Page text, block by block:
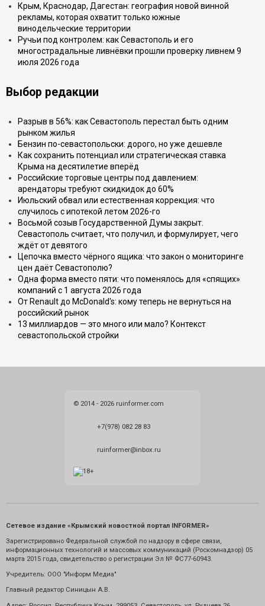
Крым, Краснодар, Дагестан: география новой винной
рекламы, которая охватит только южные
винодельческие территории
Ручьи под контролем: как Севастополь и его
многострадальные ливнёвки прошли проверку ливнем 9
июля 2026 года
Выбор редакции
Разрыв в 56%: как Севастополь перестал быть одним
рынком жилья
Бензин по-севастопольски: дорого, но уже дешевле
Как сохранить потенциал или стратегическая ставка
Крыма на десятилетие вперёд
Российские торговые центры под давлением:
арендаторы требуют скидкидок до 60%
Июльский обвал или естественная коррекция: что
случилось с ипотекой летом 2026-го
Восьмой созыв Государственной Думы закрыт.
Севастополь считает, что получил, и формулирует, чего
ждёт от девятого
Цепочка вместо чёрного ящика: что закон о мониторинге
цен даёт Севастополю?
Одна форма вместо пяти: что поменялось для «спящих»
компаний с 1 августа 2026 года
От Renault до McDonald's: кому теперь не вернуться на
российский рынок
13 миллиардов — это много или мало? Контекст
севастопольской стройки
© 2014 - 2026 ruinformer.com
+7(978) 082 28 83
ruinformer@inbox.ru
Сетевое издание «Крымский новостной портал INFORMER»
Зарегистрировано Федеральной службой по надзору в сфере связи,
информационных технологий и массовых коммуникаций (Роскомнадзор) 05
марта 2015 года, свидетельство о регистрации Эл № ФС77-60943.
Учредитель: ООО "Информ Медиа"
Главный редактор Синицын А.В.